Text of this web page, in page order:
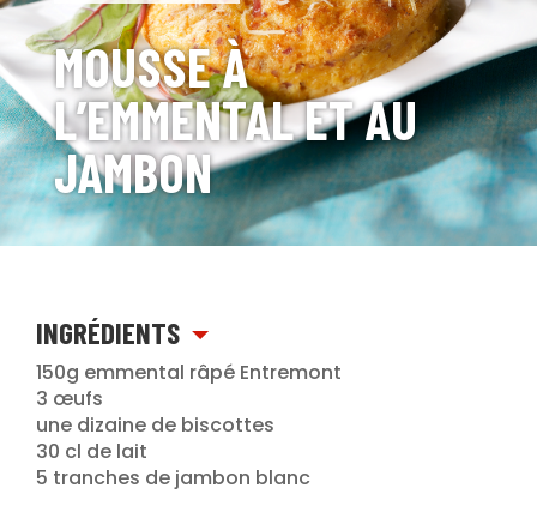
MOUSSE À
L’EMMENTAL ET AU
JAMBON
INGRÉDIENTS
150g emmental râpé Entremont
3 œufs
une dizaine de biscottes
30 cl de lait
5 tranches de jambon blanc